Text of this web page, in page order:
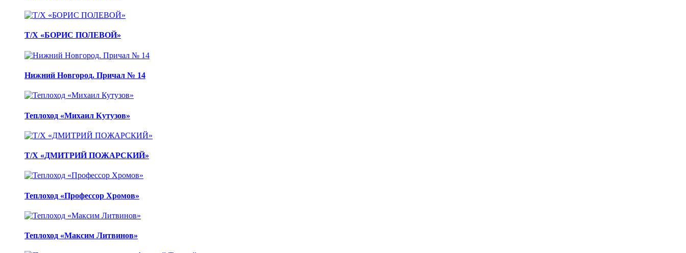
Т/Х «БОРИС ПОЛЕВОЙ»
Нижний Новгород. Причал № 14
Теплоход «Михаил Кутузов»
Т/Х «ДМИТРИЙ ПОЖАРСКИЙ»
Теплоход «Профессор Хромов»
Теплоход «Максим Литвинов»